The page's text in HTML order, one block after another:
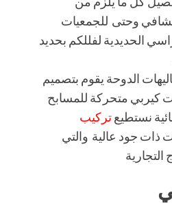
وحتى للجمعيات
الحديدية لفللكم بحديد
الدوحة يقوم بتصميم
كيربي متحركة للمسابح
نستطيعتركيب
ذات جود عالية والتي
التجارية